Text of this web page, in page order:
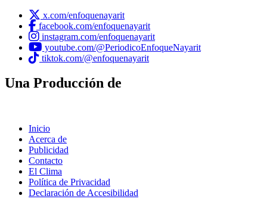
x.com/enfoquenayarit
facebook.com/enfoquenayarit
instagram.com/enfoquenayarit
youtube.com/@PeriodicoEnfoqueNayarit
tiktok.com/@enfoquenayarit
Una Producción de
Inicio
Acerca de
Publicidad
Contacto
El Clima
Política de Privacidad
Declaración de Accesibilidad